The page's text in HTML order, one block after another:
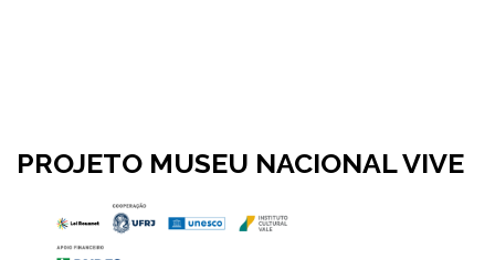
PROJETO MUSEU NACIONAL VIVE